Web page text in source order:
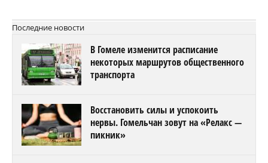
Последние новости
В Гомеле изменится расписание
некоторых маршрутов общественного
транспорта
Восстановить силы и успокоить
нервы. Гомельчан зовут на «Релакс —
пикник»